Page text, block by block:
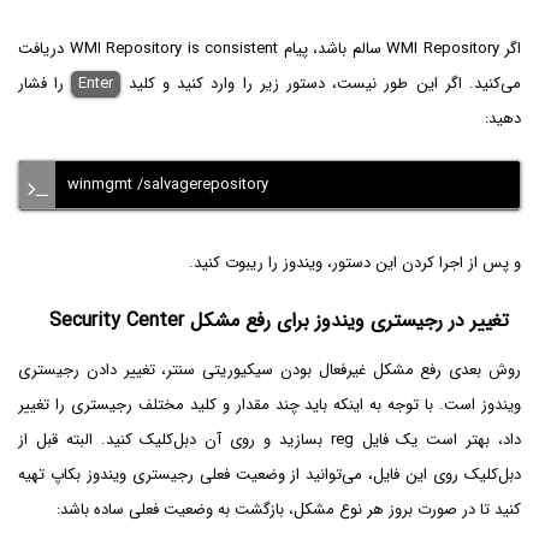
اگر WMI Repository سالم باشد، پیام WMI Repository is consistent دریافت
می‌کنید. اگر این طور نیست، دستور زیر را وارد کنید و کلید
Enter را فشار
دهید:
winmgmt /salvagerepository
و پس از اجرا کردن این دستور، ویندوز را ریبوت کنید.
تغییر در رجیستری ویندوز برای رفع مشکل Security Center
روش بعدی رفع مشکل غیرفعال بودن سیکیوریتی سنتر، تغییر دادن رجیستری
ویندوز است. با توجه به اینکه باید چند مقدار و کلید مختلف رجیستری را تغییر
داد، بهتر است یک فایل reg بسازید و روی آن دبل‌کلیک کنید. البته قبل از
دبل‌کلیک روی این فایل، می‌توانید از وضعیت فعلی رجیستری ویندوز بکاپ تهیه
کنید تا در صورت بروز هر نوع مشکل، بازگشت به وضعیت فعلی ساده باشد: